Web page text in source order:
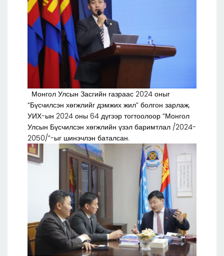
Монгол Улсын Засгийн газраас 2024 оныг
“Бүсчилсэн хөгжлийг дэмжих жил” болгон зарлаж,
УИХ-ын 2024 оны 64 дүгээр тогтоолоор “Монгол
Улсын Бүсчилсэн хөгжлийн үзэл баримтлал /2024-
2050/”-ыг шинэчлэн баталсан.